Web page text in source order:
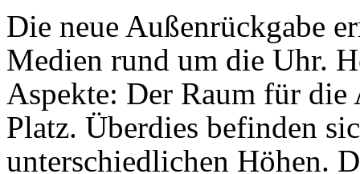
Die neue Außenrückgabe
Medien rund um die Uhr.
Aspekte: Der Raum für
Platz. Überdies befinden
unterschiedlichen Höhen.